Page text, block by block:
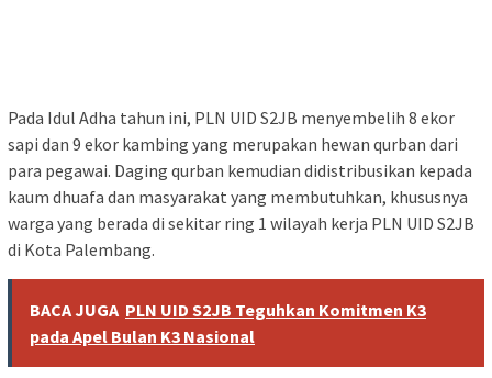
Pada Idul Adha tahun ini, PLN UID S2JB menyembelih 8 ekor
sapi dan 9 ekor kambing yang merupakan hewan qurban dari
para pegawai. Daging qurban kemudian didistribusikan kepada
kaum dhuafa dan masyarakat yang membutuhkan, khususnya
warga yang berada di sekitar ring 1 wilayah kerja PLN UID S2JB
di Kota Palembang.
BACA JUGA PLN UID S2JB Teguhkan Komitmen K3
pada Apel Bulan K3 Nasional